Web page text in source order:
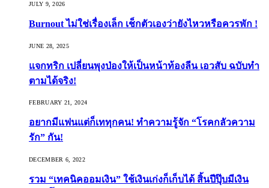
JULY 9, 2026
Burnout ไม่ใช่เรื่องเล็ก เช็กตัวเองว่ายังไหวหรือควรพัก !
JUNE 28, 2025
แจกทริก เปลี่ยนพุงป่องให้เป็นหน้าท้องลีน เอวสับ ฉบับทำ
ตามได้จริง!
FEBRUARY 21, 2024
อยากมีแฟนแต่ก็เททุกคน! ทำความรู้จัก “โรคกลัวความ
รัก” กัน!
DECEMBER 6, 2022
รวม “เทคนิคออมเงิน” ใช้เงินเก่งก็เก็บได้ สิ้นปีปุ๊บมีเงิน